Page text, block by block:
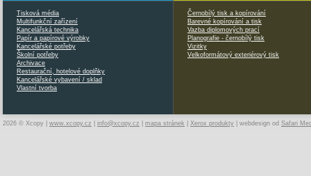
Tisková média
Multifunkční zařízení
Kancelářská technika
Papír a papírové výrobky
Kancelářské potřeby
Školní potřeby
Archivace
Restaurační, hotelové doplňky
Kancelářské vybavení / sklad
Vlastní tvorba
Černobílý tisk a kopírování
Barevné kopírování a tisk
Vazba diplomových prací
Planografie - černobílý tisk
Vizitky
Velkoformátový exteriérový tisk
2026 © Xcopy | www.xcopy.cz info@xcopy.cz mapa stránek Xerox produkty | webdesign od Safari